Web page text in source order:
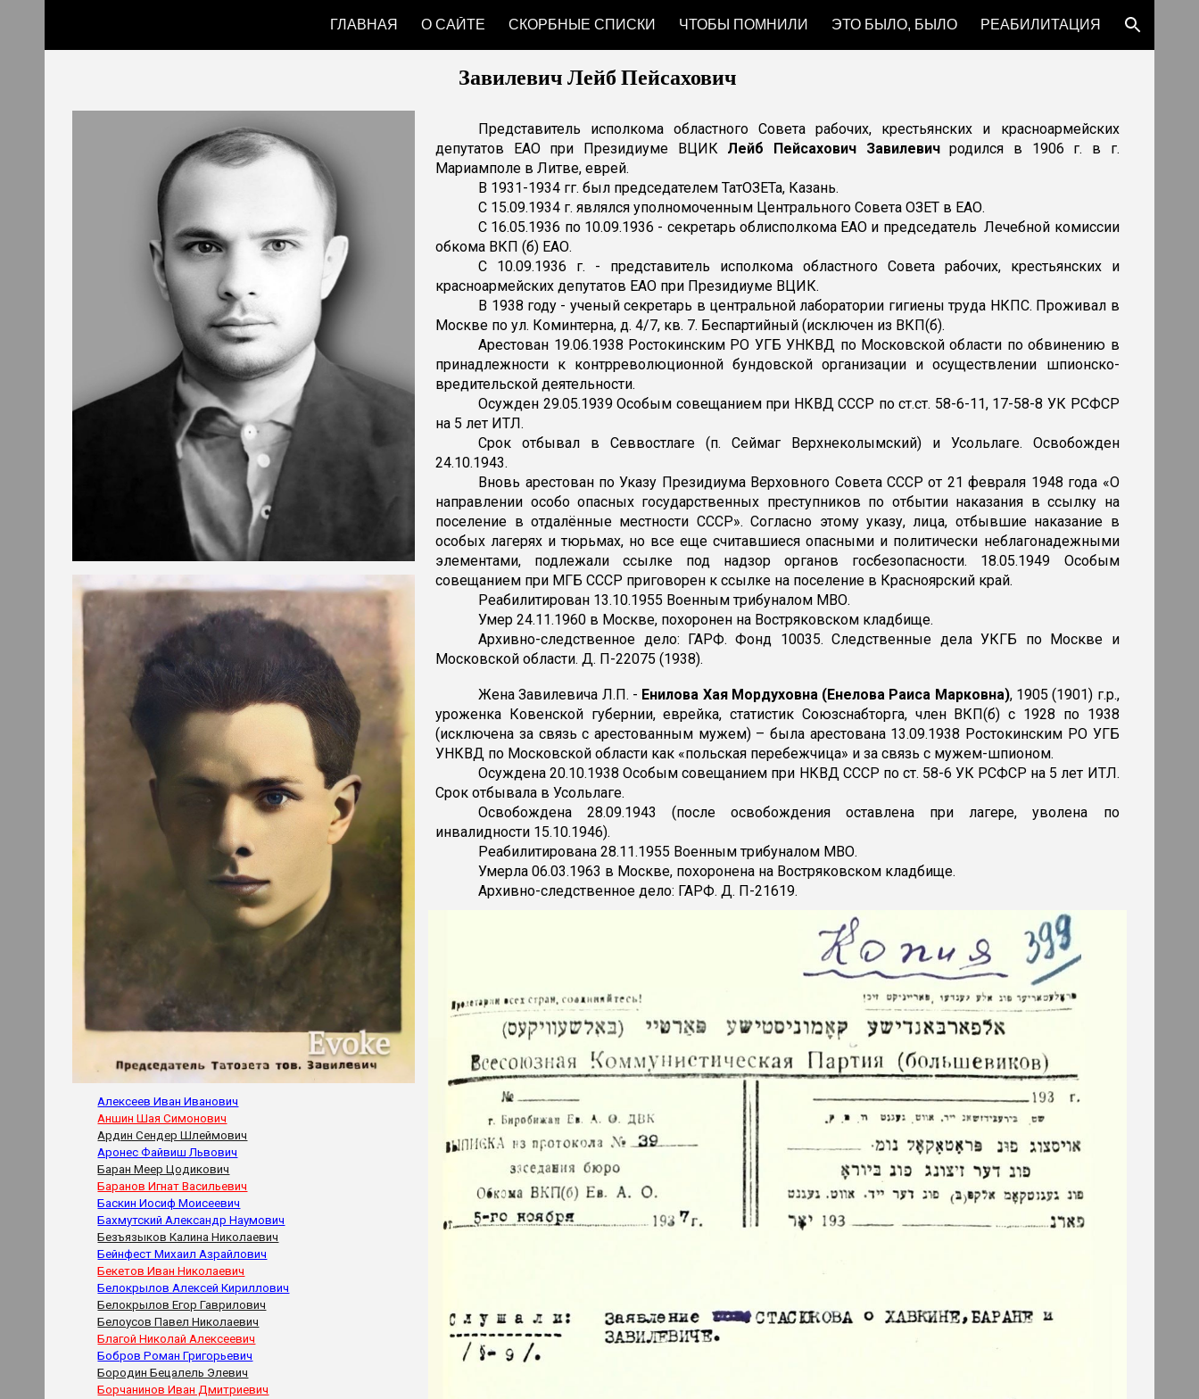
Skip to main content Skip to navigation
ГЛАВНАЯ О САЙТЕ СКОРБНЫЕ СПИСКИ ЧТОБЫ ПОМНИЛИ ЭТО БЫЛО, БЫЛО РЕАБИЛИТАЦИЯ
Завилевич Лейб Пейсахович
Алексеев Иван Иванович
Аншин Шая Симонович
Ардин Сендер Шлеймович
Аронес Файвиш Львович
Баран Меер Цодикович
Баранов Игнат Васильевич
Баскин Иосиф Моисеевич
Бахмутский Александр Наумович
Безъязыков Калина Николаевич
Бейнфест Михаил Азрайлович
Бекетов Иван Николаевич
Белокрылов Алексей Кириллович
Белокрылов Егор Гаврилович
Белоусов Павел Николаевич
Благой Николай Алексеевич
Бобров Роман Григорьевич
Бородин Бецалель Элевич
Борчанинов Иван Дмитриевич
Представитель исполкома областного Совета рабочих, крестьянских и красноармейских
депутатов ЕАО при Президиуме ВЦИК Лейб Пейсахович Завилевичродился в 1906 г. в г.
Мариамполе в Литве, еврей.
В 1931-1934 гг. был председателем ТатОЗЕТа, Казань.
С 15.09.1934 г. являлся уполномоченным Центрального Совета ОЗЕТ в ЕАО.
С 16.05.1936 по 10.09.1936 - секретарь облисполкома ЕАО и председатель Лечебной комиссии
обкома ВКП (б) ЕАО.
С 10.09.1936 г. - представитель исполкома областного Совета рабочих, крестьянских и
красноармейских депутатов ЕАО при Президиуме ВЦИК.
В 1938 году - ученый секретарь в центральной лаборатории гигиены труда НКПС. Проживал в
Москве по ул. Коминтерна, д. 4/7, кв. 7. Беспартийный (исключен из ВКП(б).
Арестован 19.06.1938 Ростокинским РО УГБ УНКВД по Московской области по обвинению в
принадлежности к контрреволюционной бундовской организации и осуществлении шпионско-
вредительской деятельности.
Осужден 29.05.1939 Особым совещанием при НКВД СССР по ст.ст. 58-6-11, 17-58-8 УК РСФСР
на 5 лет ИТЛ.
Срок отбывал в Севвостлаге (п. Сеймаг Верхнеколымский) и Усольлаге. Освобожден
24.10.1943.
Вновь арестован по Указу Президиума Верховного Совета СССР от 21 февраля 1948 года «О
направлении особо опасных государственных преступников по отбытии наказания в ссылку на
поселение в отдалённые местности СССР». Согласно этому указу, лица, отбывшие наказание в
особых лагерях и тюрьмах, но все еще считавшиеся опасными и политически неблагонадежными
элементами, подлежали ссылке под надзор органов госбезопасности. 18.05.1949 Особым
совещанием при МГБ СССР приговорен к ссылке на поселение в Красноярский край.
Реабилитирован 13.10.1955 Военным трибуналом МВО.
Умер 24.11.1960 в Москве, похоронен на Востряковском кладбище.
Архивно-следственное дело: ГАРФ. Фонд 10035. Следственные дела УКГБ по Москве и
Московской области. Д. П-22075 (1938).
Жена Завилевича Л.П. - Енилова Хая Мордуховна (Енелова Раиса Марковна), 1905 (1901) г.р.,
уроженка Ковенской губернии, еврейка, статистик Союзснабторга, член ВКП(б) с 1928 по 1938
(исключена за связь с арестованным мужем) – была арестована 13.09.1938 Ростокинским РО УГБ
УНКВД по Московской области как «польская перебежчица» и за связь с мужем-шпионом.
Осуждена 20.10.1938 Особым совещанием при НКВД СССР по ст. 58-6 УК РСФСР на 5 лет ИТЛ.
Срок отбывала в Усольлаге.
Освобождена 28.09.1943 (после освобождения оставлена при лагере, уволена по
инвалидности 15.10.1946).
Реабилитирована 28.11.1955 Военным трибуналом МВО.
Умерла 06.03.1963 в Москве, похоронена на Востряковском кладбище.
Архивно-следственное дело: ГАРФ. Д. П-21619.